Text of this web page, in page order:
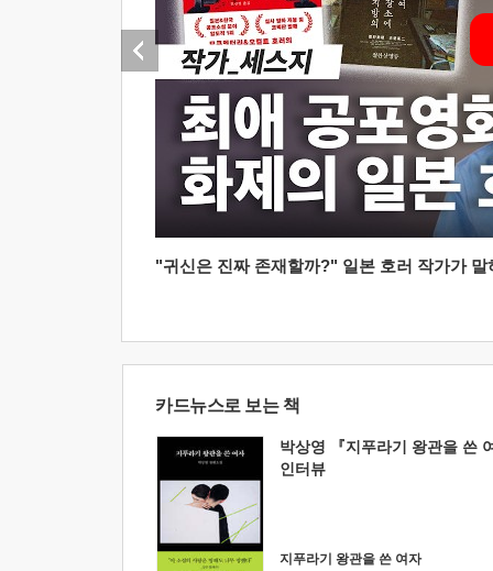
"귀신은 진짜 존재할까?" 일본 호러 작가가
카드뉴스로 보는 책
박상영 『지푸라기 왕관을 쓴
인터뷰
지푸라기 왕관을 쓴 여자